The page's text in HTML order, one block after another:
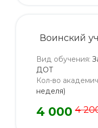
Воинский
Вид обучения:
ДОТ
Кол-во
неделя)
4 000 4